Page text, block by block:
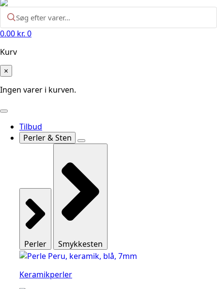
0.00 kr. 0
Kurv
×
Ingen varer i kurven.
Tilbud
Perler & Sten
Perler Smykkesten
Keramikperler